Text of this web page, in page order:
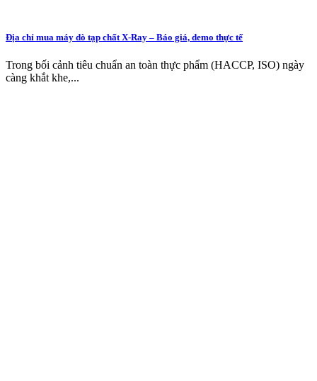
Địa chỉ mua máy dò tạp chất X-Ray – Báo giá, demo thực tế
Trong bối cảnh tiêu chuẩn an toàn thực phẩm (HACCP, ISO) ngày
càng khắt khe,...